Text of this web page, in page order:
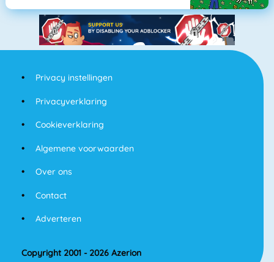
Privacy instellingen
Privacyverklaring
Cookieverklaring
Algemene voorwaarden
Over ons
Contact
Adverteren
Copyright 2001 - 2026 Azerion